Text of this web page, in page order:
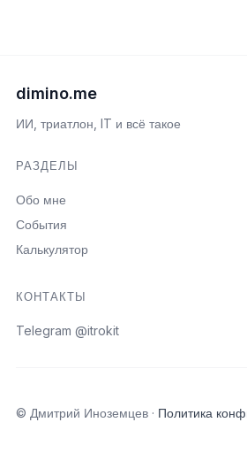
dimino.me
ИИ, триатлон, IT и всё такое
РАЗДЕЛЫ
Обо мне
События
Калькулятор
КОНТАКТЫ
Telegram @itrokit
© Дмитрий Иноземцев · Политика